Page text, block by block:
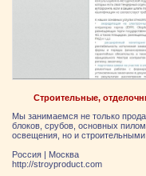
Строительные,
Мы занимаемся не только
блоков, срубов, основных
освещения, но и
Россия
Москва
http://stroyproduct.com